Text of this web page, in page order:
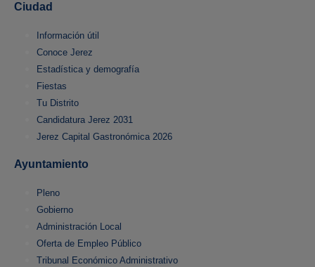
Ciudad
Información útil
Conoce Jerez
Estadística y demografía
Fiestas
Tu Distrito
Candidatura Jerez 2031
Jerez Capital Gastronómica 2026
Ayuntamiento
Pleno
Gobierno
Administración Local
Oferta de Empleo Público
Tribunal Económico Administrativo